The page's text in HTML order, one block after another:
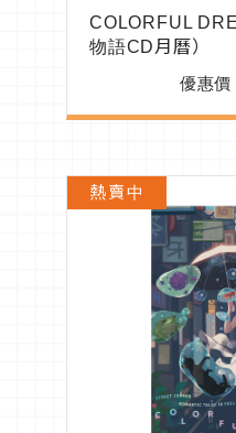
COLORFUL
物語CD月曆）
優惠價
熱賣中